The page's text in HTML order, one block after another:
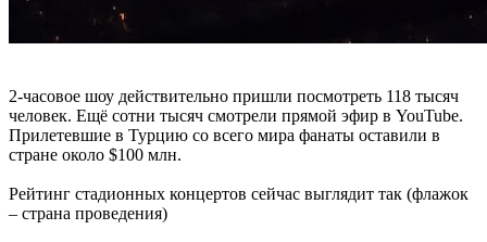
2-часовое шоу действительно пришли посмотреть 118 тысяч
человек. Ещё сотни тысяч смотрели прямой эфир в YouTube.
Прилетевшие в Турцию со всего мира фанаты оставили в
стране около $100 млн.
Рейтинг стадионных концертов сейчас выглядит так (флажок
– страна проведения)